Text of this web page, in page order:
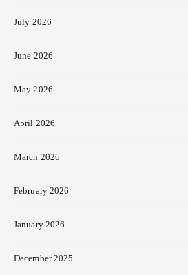
July 2026
June 2026
May 2026
April 2026
March 2026
February 2026
January 2026
December 2025